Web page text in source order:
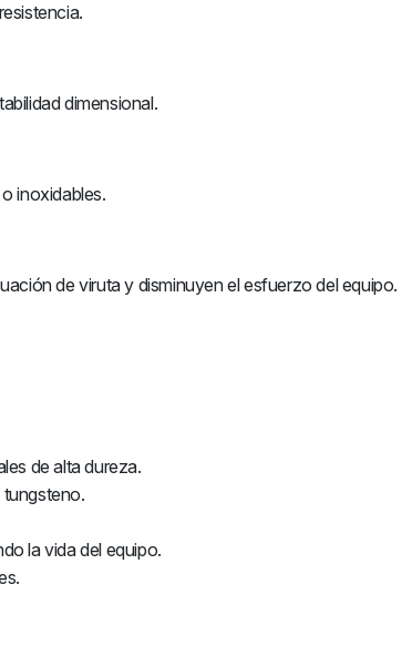
dimensional.
inoxidables.
de viruta y disminuyen el esfuerzo del equipo.
de alta dureza.
tungsteno.
la vida del equipo.